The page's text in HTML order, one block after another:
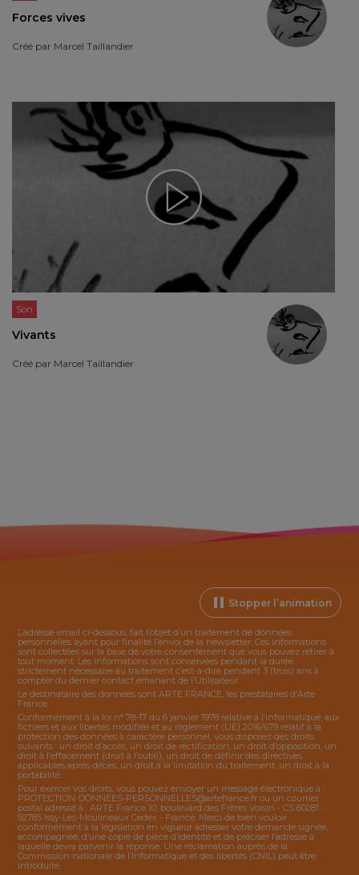
Forces vives
Créé par Marcel Taillandier
Son
Vivants
Créé par Marcel Taillandier
Stopper l’animation
L’adresse email ci-dessous, fait l’objet d’un traitement de données
personnelles ayant pour finalité l’envoi de la newsletter. Ces informations
sont collectées sur la base de votre consentement que vous pouvez retirer à
tout moment. Les informations sont conservées pendant la durée
strictement nécessaire au traitement c’est-à-dire pendant 3 (trois) ans à
compter du dernier contact émanant de l’Utilisateur.
Le destinataire des données sont ARTE FRANCE, les prestataires d’Arte
France.
Conformément à la loi n° 78-17 du 6 janvier 1978 relative à l’informatique, aux
fichiers et aux libertés modifiée et au règlement (UE) 2016/679 relatif à la
protection des données à caractère personnel, vous disposez des droits
suivants : un droit d’accès, un droit de rectification, un droit d’opposition, un
droit à l’effacement (droit à l’oubli), un droit de définir des directives
applicables après décès, un droit à la limitation du traitement, un droit à la
portabilité.
Pour exercer vos droits, vous pouvez envoyer un message électronique à :
PROTECTION-DONNEES-PERSONNELLES@artefrance.fr ou un courrier
postal adressé à : ARTE France 10, boulevard des Frères Voisin - CS 60281 -
92785 Issy-Les-Moulineaux Cedex - France. Merci de bien vouloir
conformément à la législation en vigueur adresser votre demande signée,
accompagnée, d’une copie de pièce d’identité et de préciser l’adresse à
laquelle devra parvenir la réponse. Une réclamation auprès de la
Commission nationale de l’Informatique et des libertés (CNIL) peut être
introduite.